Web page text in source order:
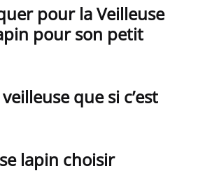
pour la Veilleuse
pour son petit
que si c’est
lapin choisir